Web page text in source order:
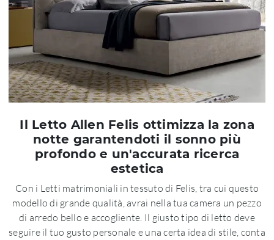
Il Letto Allen Felis ottimizza la zona
notte garantendoti il sonno più
profondo e un'accurata ricerca
estetica
Con i Letti matrimoniali in tessuto di Felis, tra cui questo
modello di grande qualità, avrai nella tua camera un pezzo
di arredo bello e accogliente. Il giusto tipo di letto deve
seguire il tuo gusto personale e una certa idea di stile, conta